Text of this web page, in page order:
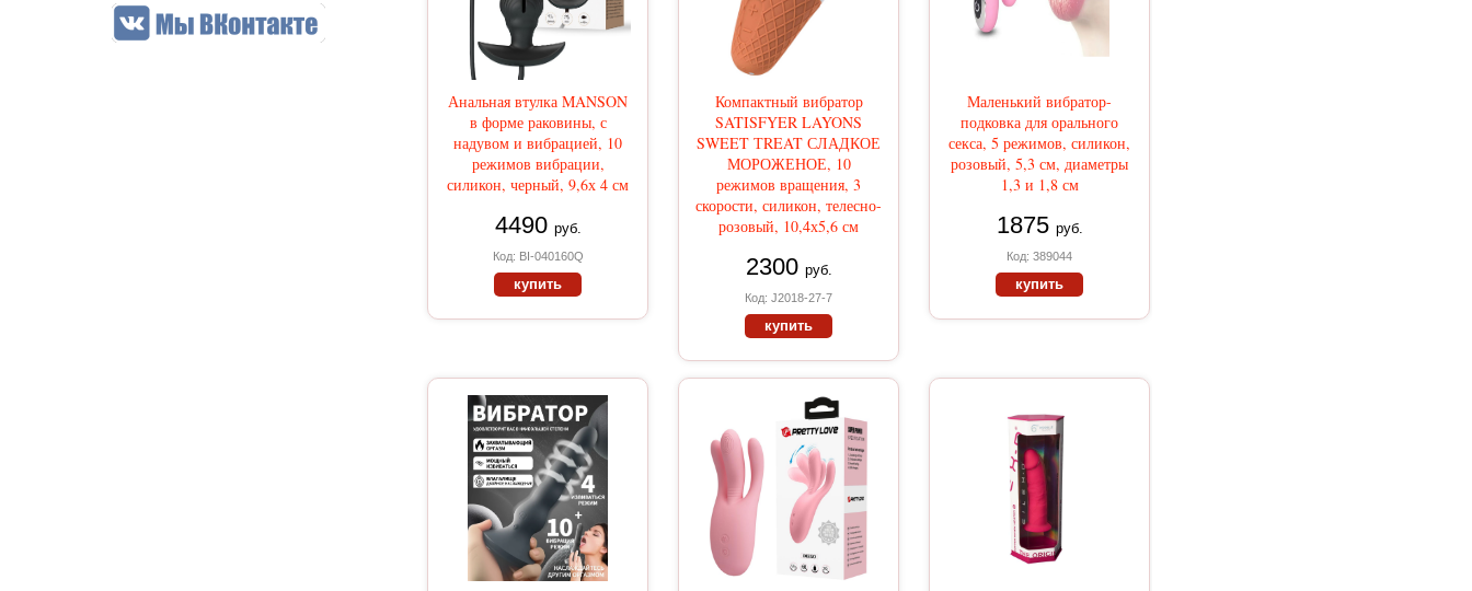
Анальная втулка MANSON
в форме раковины, с
надувом и вибрацией, 10
режимов вибрации,
силикон, черный, 9,6х 4 см
4490 руб.
Код: BI-040160Q
купить
Компактный вибратор
SATISFYER LAYONS
SWEET ТREAT СЛАДКОЕ
МОРОЖЕНОЕ, 10
режимов вращения, 3
скорости, силикон, телесно-
розовый, 10,4х5,6 см
2300 руб.
Код: J2018-27-7
купить
Маленький вибратор-
подковка для орального
секса, 5 режимов, силикон,
розовый, 5,3 см, диаметры
1,3 и 1,8 см
1875 руб.
Код: 389044
купить